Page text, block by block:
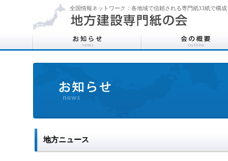
全国情報ネットワーク：各地域で信頼される専門紙33紙で構成
地方ニュース